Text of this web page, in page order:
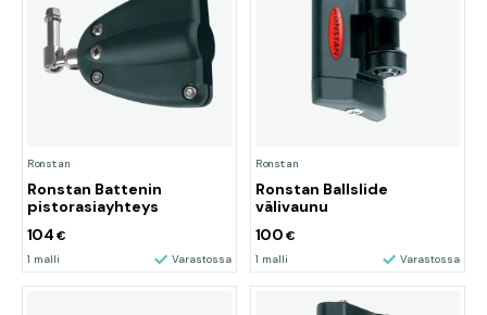
Ronstan
Ronstan Battenin
pistorasiayhteys
104 €
1 malli Varastossa
Ronstan
Ronstan Ballslide
välivaunu
100 €
1 malli Varastossa